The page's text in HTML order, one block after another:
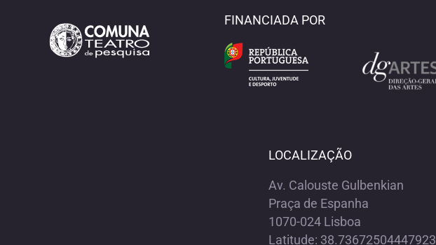
FINANCIADA POR
LOCALIZAÇÃO
Av. Calouste Gulbenkian
Praça de Espanha
1070-024 Lisboa
Latitude: 38.73672504447923